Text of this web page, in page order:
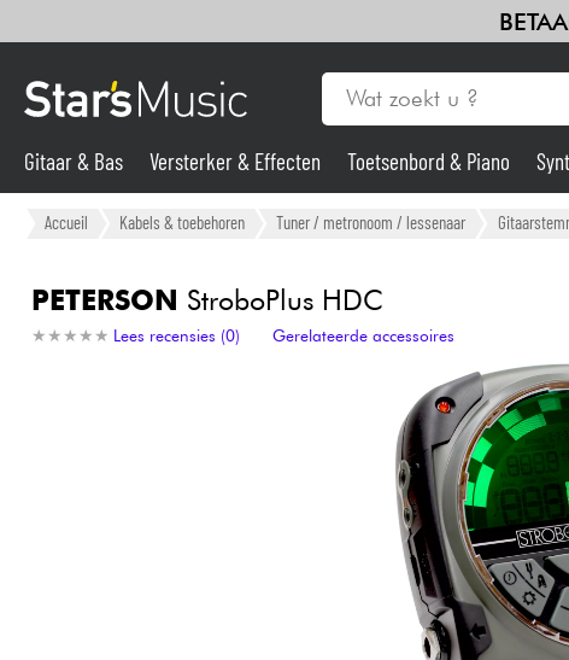
Gitaar & Bas
Synths & samplers
Gitaar & Bas Versterker & Effecten Toetsenbord & Piano
Accueil Kabels & toebehoren Tuner / metronoom / lessenaar
PETERSON StroboPlus HDC
★ ★ ★ ★ ★
★ ★ ★ ★ ★ Lees recensies (0) Gerelateerde accessoires